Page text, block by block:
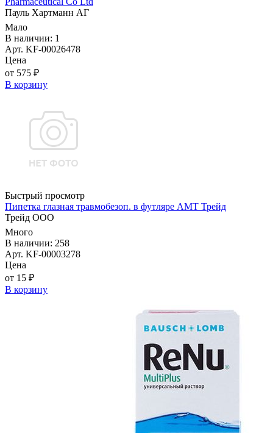
Пауль Хартманн AГ
Мало
В наличии: 1
Арт. KF-00026478
Цена
от 575 ₽
В корзину
Быстрый просмотр
Пипетка глазная травмобезоп. в футляре АМТ Трейд
Трейд ООО
Много
В наличии: 258
Арт. KF-00003278
Цена
от 15 ₽
В корзину